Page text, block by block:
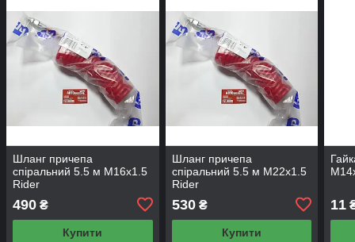
Шланг причепа
спіральний 5.5 м М16x1.5
Rider
490 ₴
Купити
Шланг причепа
спіральний 5.5 м М22x1.5
Rider
530₴
Купити
11